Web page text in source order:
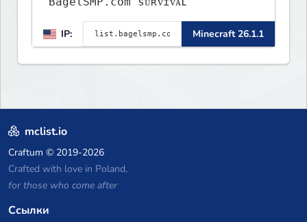
IP: Minecraft 26.1.1
mclist.io
Craftum © 2019-2026
Crafted with love in Poland,
for those who come after
Ссылки